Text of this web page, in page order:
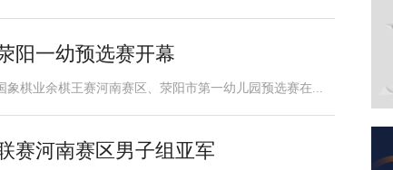
阳一幼预选赛开幕
象棋业余棋王赛河南赛区、荥阳市第一幼儿园预选赛在...
赛河南赛区男子组亚军